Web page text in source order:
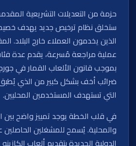
حزمة من التعديلات التشريعية
ستخلق نظام ترخيص جديد يهدف
الذين يخدمون العملاء خارج البلاد.
عملية مراجعة مُسرعة، يقدم عدة
بموجب قانون الألعاب القمار في
ضرائب أخف بشكل كبير من الذي يُطبق
التي تستهدف المستخدمين المحليين.
في قلب الخطة يوجد تمييز واضح بين
والمحلية. يُسمح للمشغلين الحاصلين
الدولية الجديدة بتقديم ألعاب الكازينو